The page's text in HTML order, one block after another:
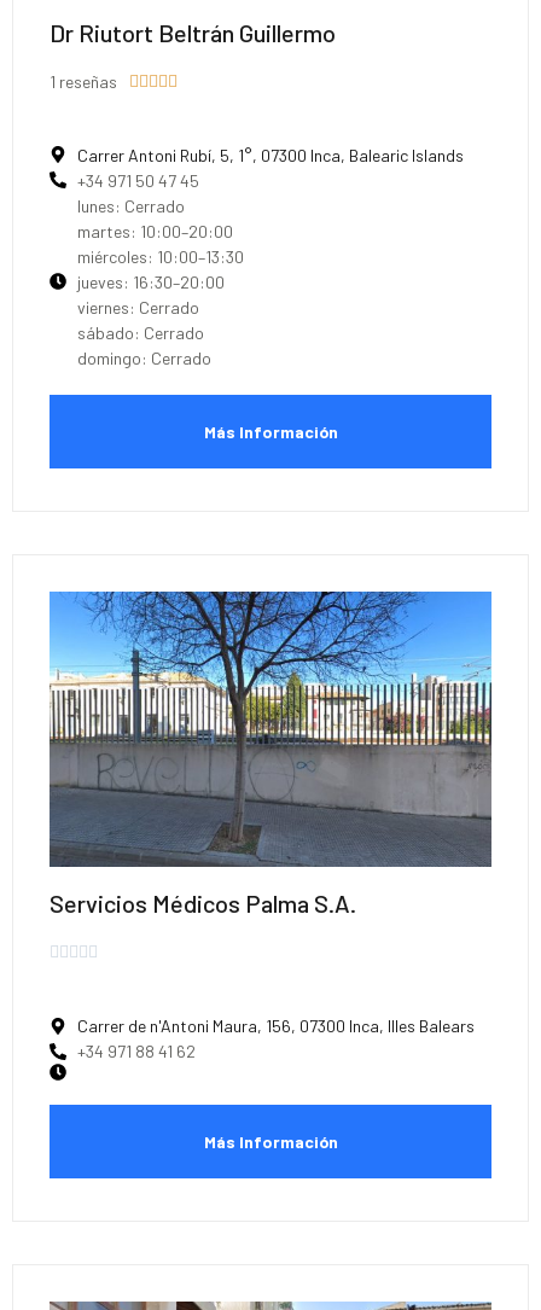
Dr Riutort Beltrán Guillermo
1 reseñas 
Carrer Antoni Rubí, 5, 1°, 07300 Inca, Balearic Islands
+34 971 50 47 45
lunes: Cerrado
martes: 10:00–20:00
miércoles: 10:00–13:30
jueves: 16:30–20:00
viernes: Cerrado
sábado: Cerrado
domingo: Cerrado
Más Información
Servicios Médicos Palma S.A.
    
Carrer de n'Antoni Maura, 156, 07300 Inca, Illes Balears
+34 971 88 41 62
Más Información